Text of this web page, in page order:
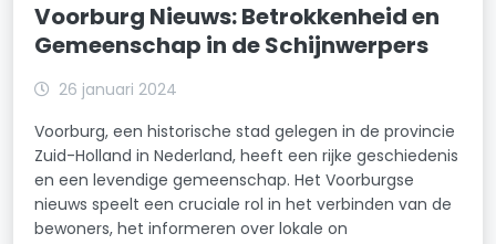
Voorburg Nieuws: Betrokkenheid en
Gemeenschap in de Schijnwerpers
26 januari 2024
Voorburg, een historische stad gelegen in de provincie
Zuid-Holland in Nederland, heeft een rijke geschiedenis
en een levendige gemeenschap. Het Voorburgse
nieuws speelt een cruciale rol in het verbinden van de
bewoners, het informeren over lokale on